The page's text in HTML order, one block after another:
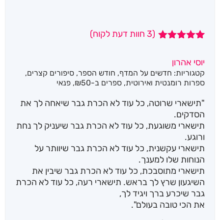
מבוסס על
דירוגים של
לקוחות
(
3 חוות דעת לקוח)
יוסי אהרון
קטגוריות: חדשים על המדף, חודש הספר, סיפורים קצרים,
ספרות רומנטית ואירוטית, ספרים ב-₪50 , פנאי
"תישארי שרוטה, כל עוד לא הכרת גבר שיאחה לך את
הסדקים.
תישארי משוגעת, כל עוד לא הכרת גבר שיעניק לך נחת
ורוגע.
תישארי עקשנית, כל עוד לא הכרת גבר שיוותר על
הנוחות שלו למענך.
תישארי מתוסבכת, כל עוד לא הכרת גבר שיבין את
השיגעון שרץ לך בראש. תישארי רעה, כל עוד לא הכרת
גבר שיכרע ברך ויגיד לך,
את הכי טובה בעולם".